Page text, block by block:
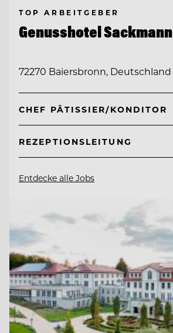
TOP ARBEITGEBER
Genusshotel Sackmann
72270 Baiersbronn, Deutschland
CHEF PÂTISSIER/KONDITOR
REZEPTIONSLEITUNG
Entdecke alle Jobs